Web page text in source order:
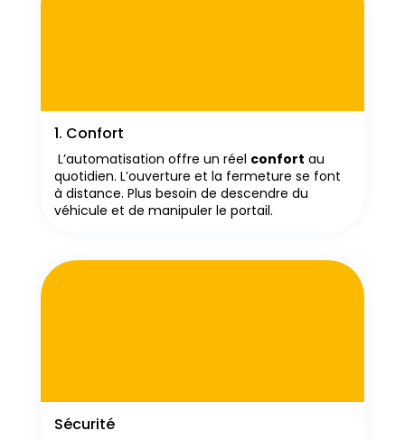
1. Confort
L’automatisation offre un réel confort au
quotidien. L’ouverture et la fermeture se font
à distance. Plus besoin de descendre du
véhicule et de manipuler le portail.
Sécurité